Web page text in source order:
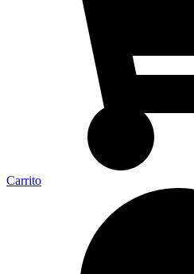
Carrito